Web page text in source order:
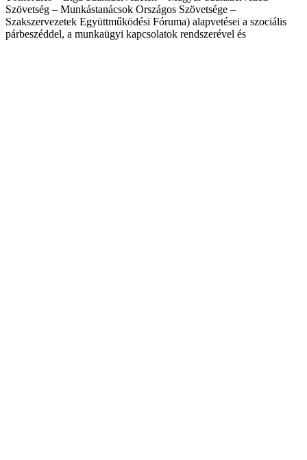
Szövetség – Munkástanácsok Országos Szövetsége –
Szakszervezetek Együttműködési Fóruma) alapvetései a szociális
párbeszéddel, a munkaügyi kapcsolatok rendszerével és